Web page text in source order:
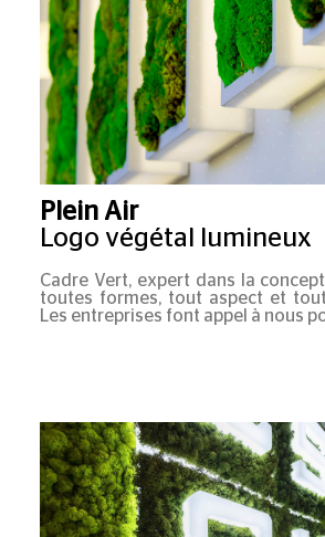
Plein Air
Logo végétal lumineux
Cadre Vert, expert dans la
toutes formes, tout aspect et
Les entreprises font appel à nous